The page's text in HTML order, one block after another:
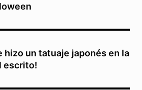
hizo un tatuaje japonés en la
escrito!